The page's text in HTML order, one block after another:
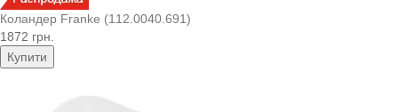
Коландер Franke (112.0040.691)
1872 грн.
Купити